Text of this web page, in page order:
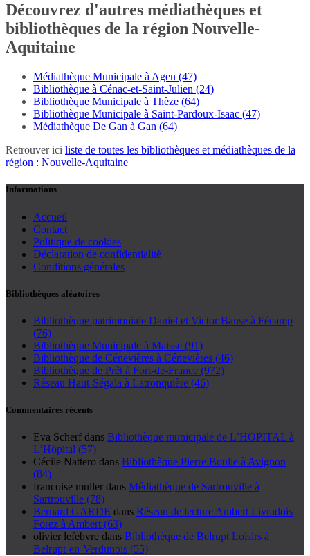
Découvrez d'autres médiathèques et
bibliothèques de la région Nouvelle-
Aquitaine
Médiathèque Municipale à Agen (47)
Bibliothèque à Cénac-et-Saint-Julien (24)
Bibliothèque Municipale à Thèze (64)
Bibliothèque Municipale à Saint-Pardoux-Isaac (47)
Médiathèque De Gan à Gan (64)
Retrouver ici liste de toutes les bibliothèques et médiathèques de la
région : Nouvelle-Aquitaine
Informations
Accueil
Contact
Politique de cookies
Déclaration de confidentialité
Conditions générales
Bibliothèques aléatoires
Bibliothèque patrimoniale Daniel et Victor Banse à Fécamp
(76)
Bibliothèque Municipale à Maisse (91)
Bibliothèque de Cénevières à Cénevières (46)
Bibliothèque de Prêt à Fort-de-France (972)
Réseau Haut-Ségala à Latronquière (46)
Commentaires récents
Eva Scherf dans Bibliothèque municipale de L’HOPITAL à
L’Hôpital (57)
Cécile Nattero dans Bibliothèque Pierre Boulle à Avignon
(84)
francoise muller dans Médiathèque de Sartrouville à
Sartrouville (78)
Bernard GARDE dans Réseau de lecture Ambert Livradois
Forez à Ambert (63)
olivier lefebvre dans Bibliothèque de Belrupt Loisirs à
Belrupt-en-Verdunois (55)